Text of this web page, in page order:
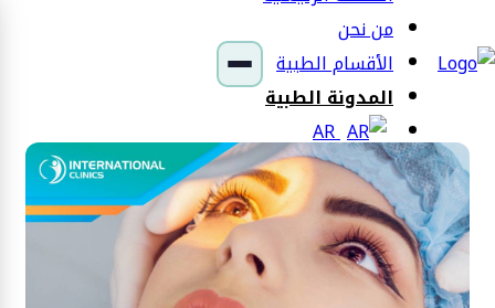
من نحن
الأقسام الطبية
المدونة الطبية
AR